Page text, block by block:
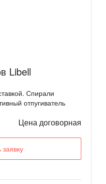
Libell
Спирали
отпугиватель
Цена договорная
заявку